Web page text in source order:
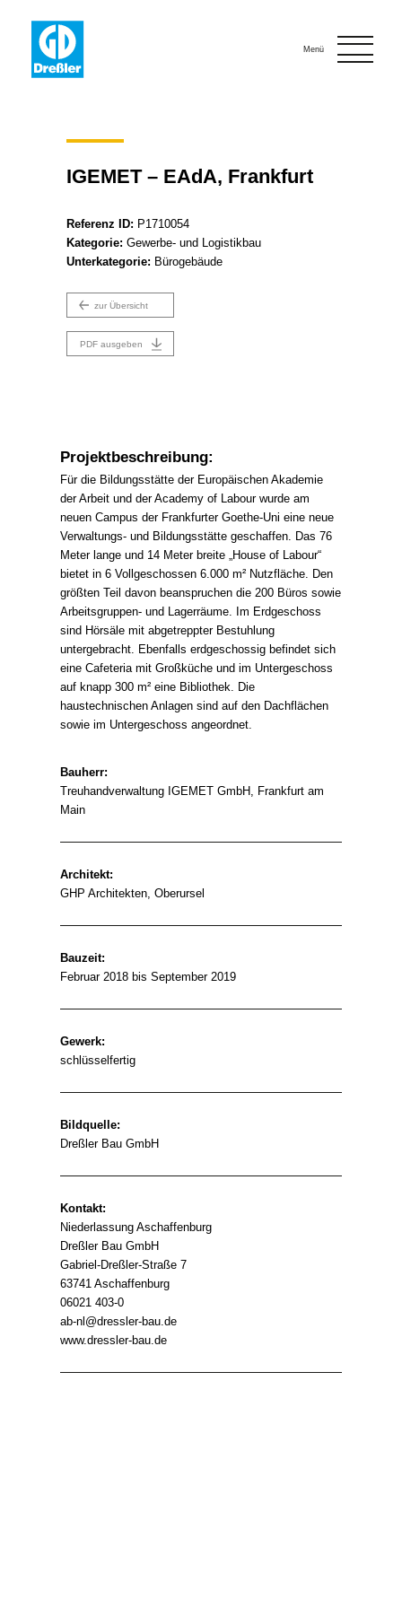
Menü
IGEMET – EAdA, Frankfurt
Referenz ID: P1710054
Kategorie: Gewerbe- und Logistikbau
Unterkategorie: Bürogebäude
zur Übersicht
PDF ausgeben
Projektbeschreibung:
Für die Bildungsstätte der Europäischen Akademie
der Arbeit und der Academy of Labour wurde am
neuen Campus der Frankfurter Goethe-Uni eine neue
Verwaltungs- und Bildungsstätte geschaffen. Das 76
Meter lange und 14 Meter breite „House of Labour“
bietet in 6 Vollgeschossen 6.000 m² Nutzfläche. Den
größten Teil davon beanspruchen die 200 Büros sowie
Arbeitsgruppen- und Lagerräume. Im Erdgeschoss
sind Hörsäle mit abgetreppter Bestuhlung
untergebracht. Ebenfalls erdgeschossig befindet sich
eine Cafeteria mit Großküche und im Untergeschoss
auf knapp 300 m² eine Bibliothek. Die
haustechnischen Anlagen sind auf den Dachflächen
sowie im Untergeschoss angeordnet.
Bauherr:
Treuhandverwaltung IGEMET GmbH, Frankfurt am
Main
Architekt:
GHP Architekten, Oberursel
Bauzeit:
Februar 2018 bis September 2019
Gewerk:
schlüsselfertig
Bildquelle:
Dreßler Bau GmbH
Kontakt:
Niederlassung Aschaffenburg
Dreßler Bau GmbH
Gabriel-Dreßler-Straße 7
63741 Aschaffenburg
06021 403-0
ab-nl@dressler-bau.de
www.dressler-bau.de